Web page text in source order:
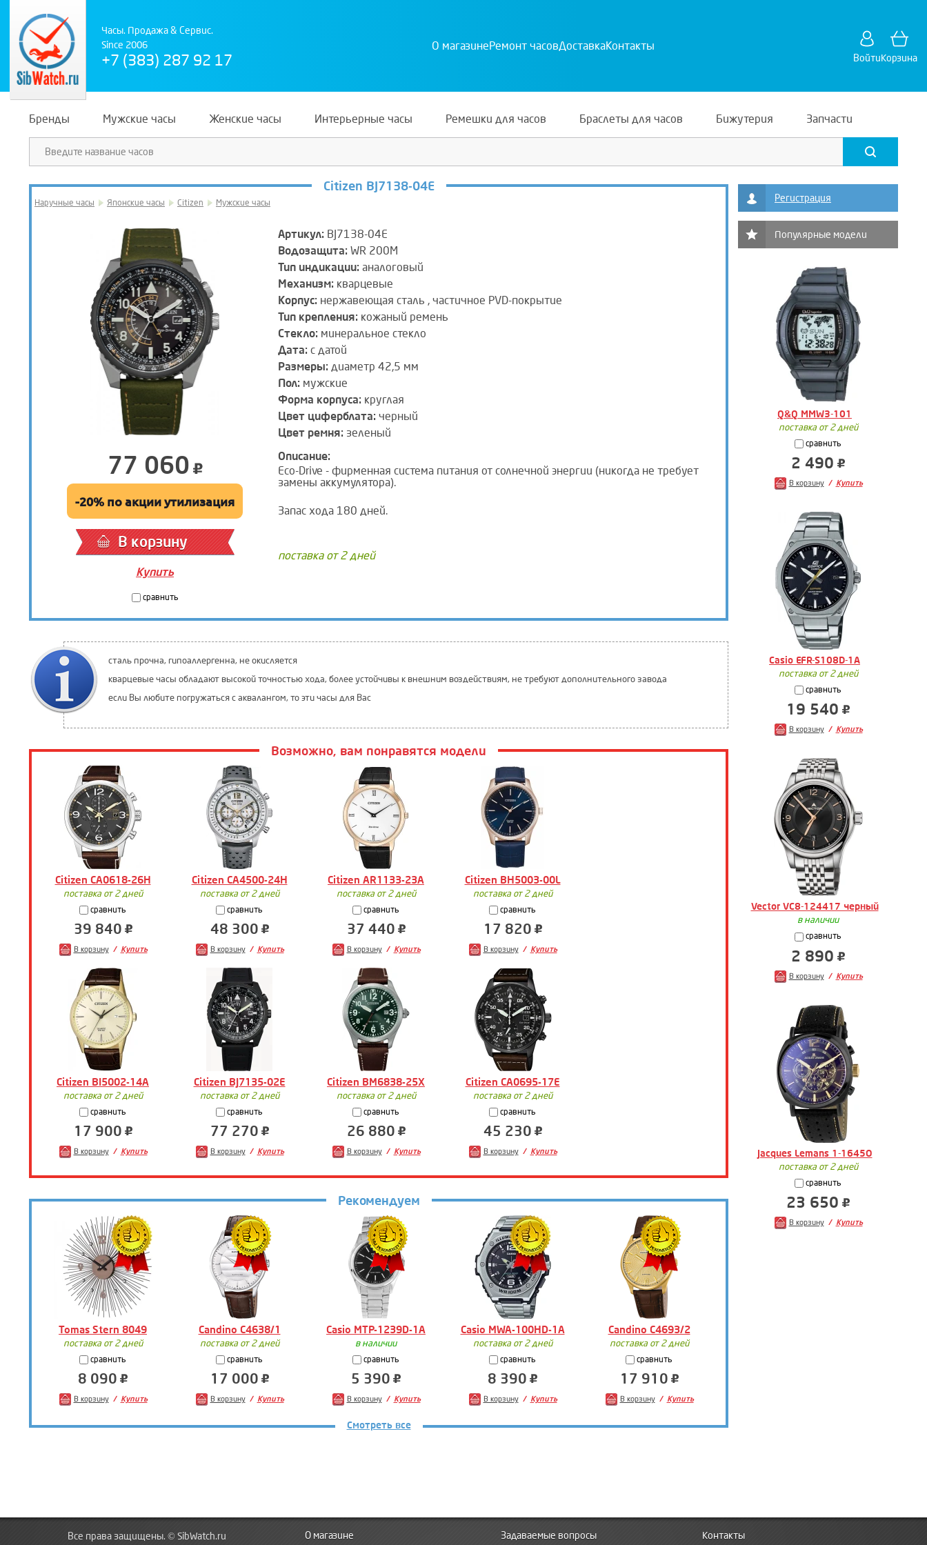
Часы. Продажа & Сервис.
Since 2006
+7 (383) 287 92 17
О магазинеРемонт часовДоставкаКонтакты
ВойтиКорзина
Бренды Мужские часы Женские часы Интерьерные часы Ремешки для часов Браслеты для часов Бижутерия Запчасти
Citizen BJ7138-04E
Наручные часы Японские часы Citizen Мужские часы
77 060
-20% по акции утилизация
В корзину
Купить
сравнить
Артикул: BJ7138-04E
Водозащита: WR 200M
Тип индикации: аналоговый
Механизм: кварцевые
Корпус: нержавеющая сталь , частичное PVD-покрытие
Тип крепления: кожаный ремень
Стекло: минеральное стекло
Дата: с датой
Размеры: диаметр 42,5 мм
Пол: мужские
Форма корпуса: круглая
Цвет циферблата: черный
Цвет ремня: зеленый
Описание:
Eco-Drive - фирменная система питания от солнечной энергии (никогда не требует
замены аккумулятора).
Запас хода 180 дней.
поставка от 2 дней
сталь прочна, гипоаллергенна, не окисляется
кварцевые часы обладают высокой точностью хода, более устойчивы к внешним воздействиям, не требуют дополнительного завода
если Вы любите погружаться с аквалангом, то эти часы для Вас
Возможно, вам понравятся модели
Citizen CA0618-26H Citizen CA4500-24H Citizen AR1133-23A Citizen BH5003-00L
поставка от 2 дней
сравнить
39 840
В корзину Купить
поставка от 2 дней
сравнить
48 300
В корзину Купить
поставка от 2 дней
сравнить
37 440
В корзину Купить
поставка от 2 дней
сравнить
17 820
В корзину Купить
Citizen BI5002-14A Citizen BJ7135-02E Citizen BM6838-25X Citizen CA0695-17E
поставка от 2 дней
сравнить
17 900
В корзину Купить
поставка от 2 дней
сравнить
77 270
В корзину Купить
поставка от 2 дней
сравнить
26 880
В корзину Купить
поставка от 2 дней
сравнить
45 230
В корзину Купить
Рекомендуем
Tomas Stern 8049 Candino C4638/1 Casio MTP-1239D-1A Casio MWA-100HD-1A Candino C4693/2
поставка от 2 дней
сравнить
8 090
В корзину Купить
поставка от 2 дней
сравнить
17 000
В корзину Купить
в наличии
сравнить
5 390
В корзину Купить
поставка от 2 дней
сравнить
8 390
В корзину Купить
поставка от 2 дней
сравнить
17 910
В корзину Купить
Смотреть все
Регистрация
Популярные модели
Q&Q MMW3-101
поставка от 2 дней
сравнить
2 490
В корзину Купить
Casio EFR-S108D-1A
поставка от 2 дней
сравнить
19 540
В корзину Купить
Vector VC8-124417 черный
в наличии
сравнить
2 890
В корзину Купить
Jacques Lemans 1-1645O
поставка от 2 дней
сравнить
23 650
В корзину Купить
Все права защищены. © SibWatch.ru О магазине Задаваемые вопросы Контакты